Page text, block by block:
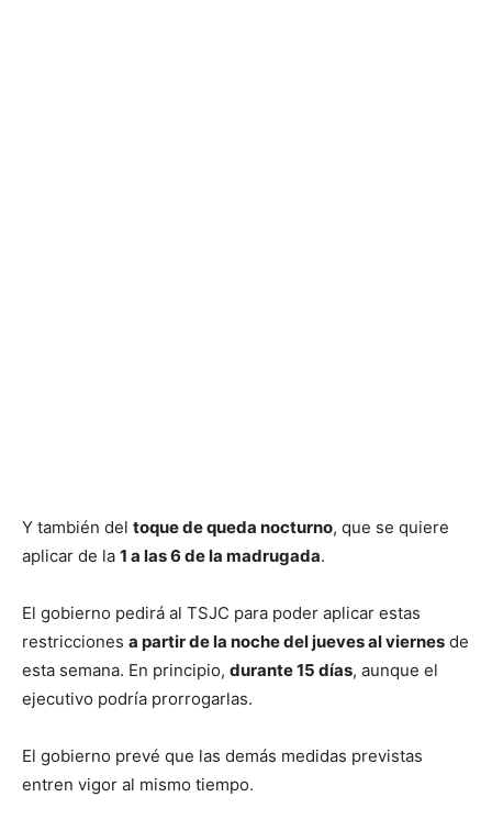
Y también del toque de queda nocturno, que se quiere
aplicar de la 1 a las 6 de la madrugada.
El gobierno pedirá al TSJC para poder aplicar estas
restricciones a partir de la noche del jueves al viernes de
esta semana. En principio, durante 15 días, aunque el
ejecutivo podría prorrogarlas.
El gobierno prevé que las demás medidas previstas
entren vigor al mismo tiempo.